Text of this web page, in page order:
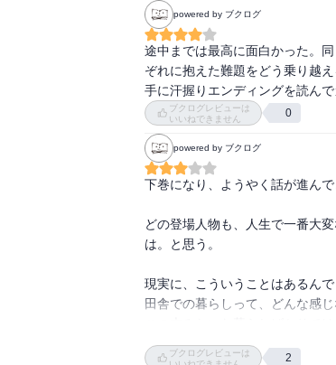
powered by ブクログ
途中までは最高に面白かった。
ぞれに抱えた難題をどう乗り越え
手に汗握りエンディングを読ん
ブクログレビューは
いいねできません
0
powered by ブクログ
下巻になり、ようやく話が進んで
どの登場人物も、人生で一番大
は。と思う。
現実に、こういうことはあるん
田舎での暮らしって、どんな感じ
タイトル通り、色々、無理だった
ブクログレビューは
2